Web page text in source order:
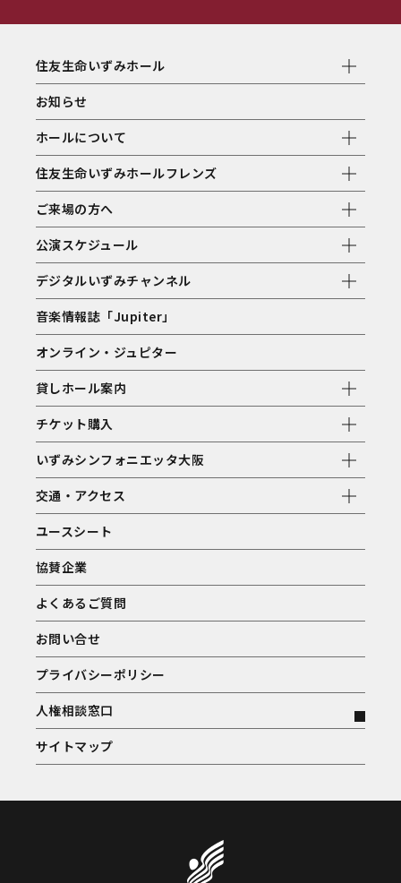
住友生命いずみホール
お知らせ
ホールについて
住友生命いずみホールフレンズ
ご来場の方へ
公演スケジュール
デジタルいずみチャンネル
音楽情報誌「Jupiter」
オンライン・ジュピター
貸しホール案内
チケット購入
いずみシンフォニエッタ大阪
交通・アクセス
ユースシート
協賛企業
よくあるご質問
お問い合せ
プライバシーポリシー
人権相談窓口
サイトマップ